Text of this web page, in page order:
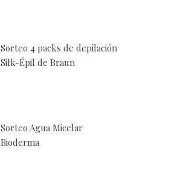
Sorteo 4 packs de depilación
Silk-Épil de Braun
Sorteo Agua Micelar
Bioderma